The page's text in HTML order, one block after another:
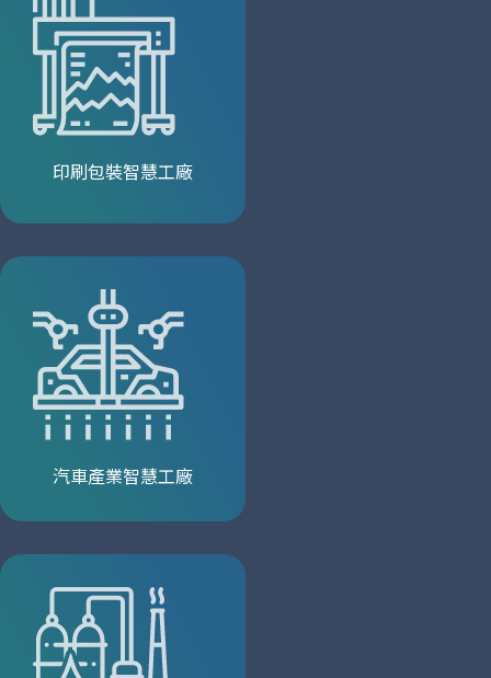
印刷包裝智慧工廠
汽車產業智慧工廠